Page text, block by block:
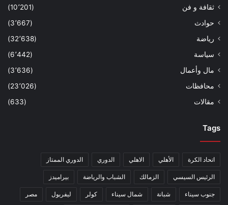
ثقافة و فن
(10٬201)
حوادث
(3٬667)
رياضة
(32٬638)
سياسة
(6٬442)
مال وأعمال
(3٬636)
محافظات
(23٬026)
مقالات
(633)
Tags
اتحاد الكرة الأهلي الاهلي الدوري الدوري الممتاز
الرئيس السيسي الزمالك الشباب والرياضة بيراميدز
جنوب سيناء شبانة شمال سيناء كولر ليفربول مصر